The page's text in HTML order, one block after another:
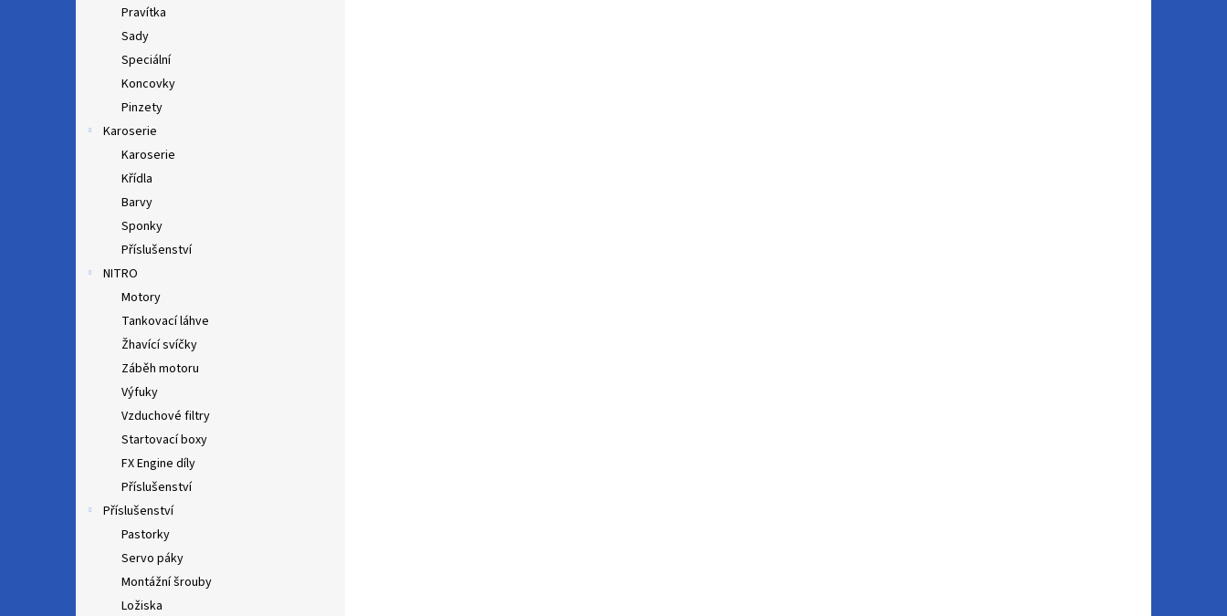
Pravítka
Sady
Speciální
Koncovky
Pinzety
Karoserie
Karoserie
Křídla
Barvy
Sponky
Příslušenství
NITRO
Motory
Tankovací láhve
Žhavící svíčky
Záběh motoru
Výfuky
Vzduchové filtry
Startovací boxy
FX Engine díly
Příslušenství
Příslušenství
Pastorky
Servo páky
Montážní šrouby
Ložiska